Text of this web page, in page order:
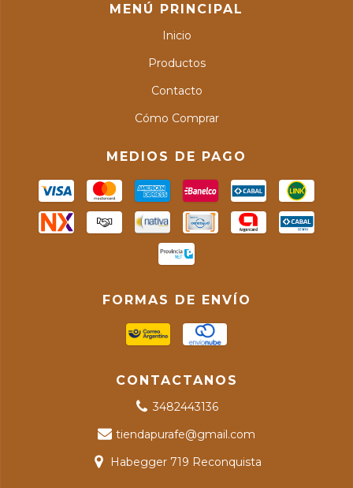
MENÚ PRINCIPAL
Inicio
Productos
Contacto
Cómo Comprar
MEDIOS DE PAGO
FORMAS DE ENVÍO
CONTACTANOS
3482443136
tiendapurafe@gmail.com
Habegger 719 Reconquista